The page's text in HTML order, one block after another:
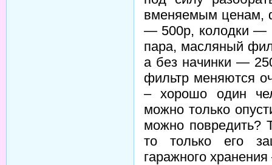
вменяемым ценам,
— 500р, колодки —
пара, масляный
а без начинки —
фильтр меняются
– хорошо один
можно только
можно повредить?
то только его
гаражного